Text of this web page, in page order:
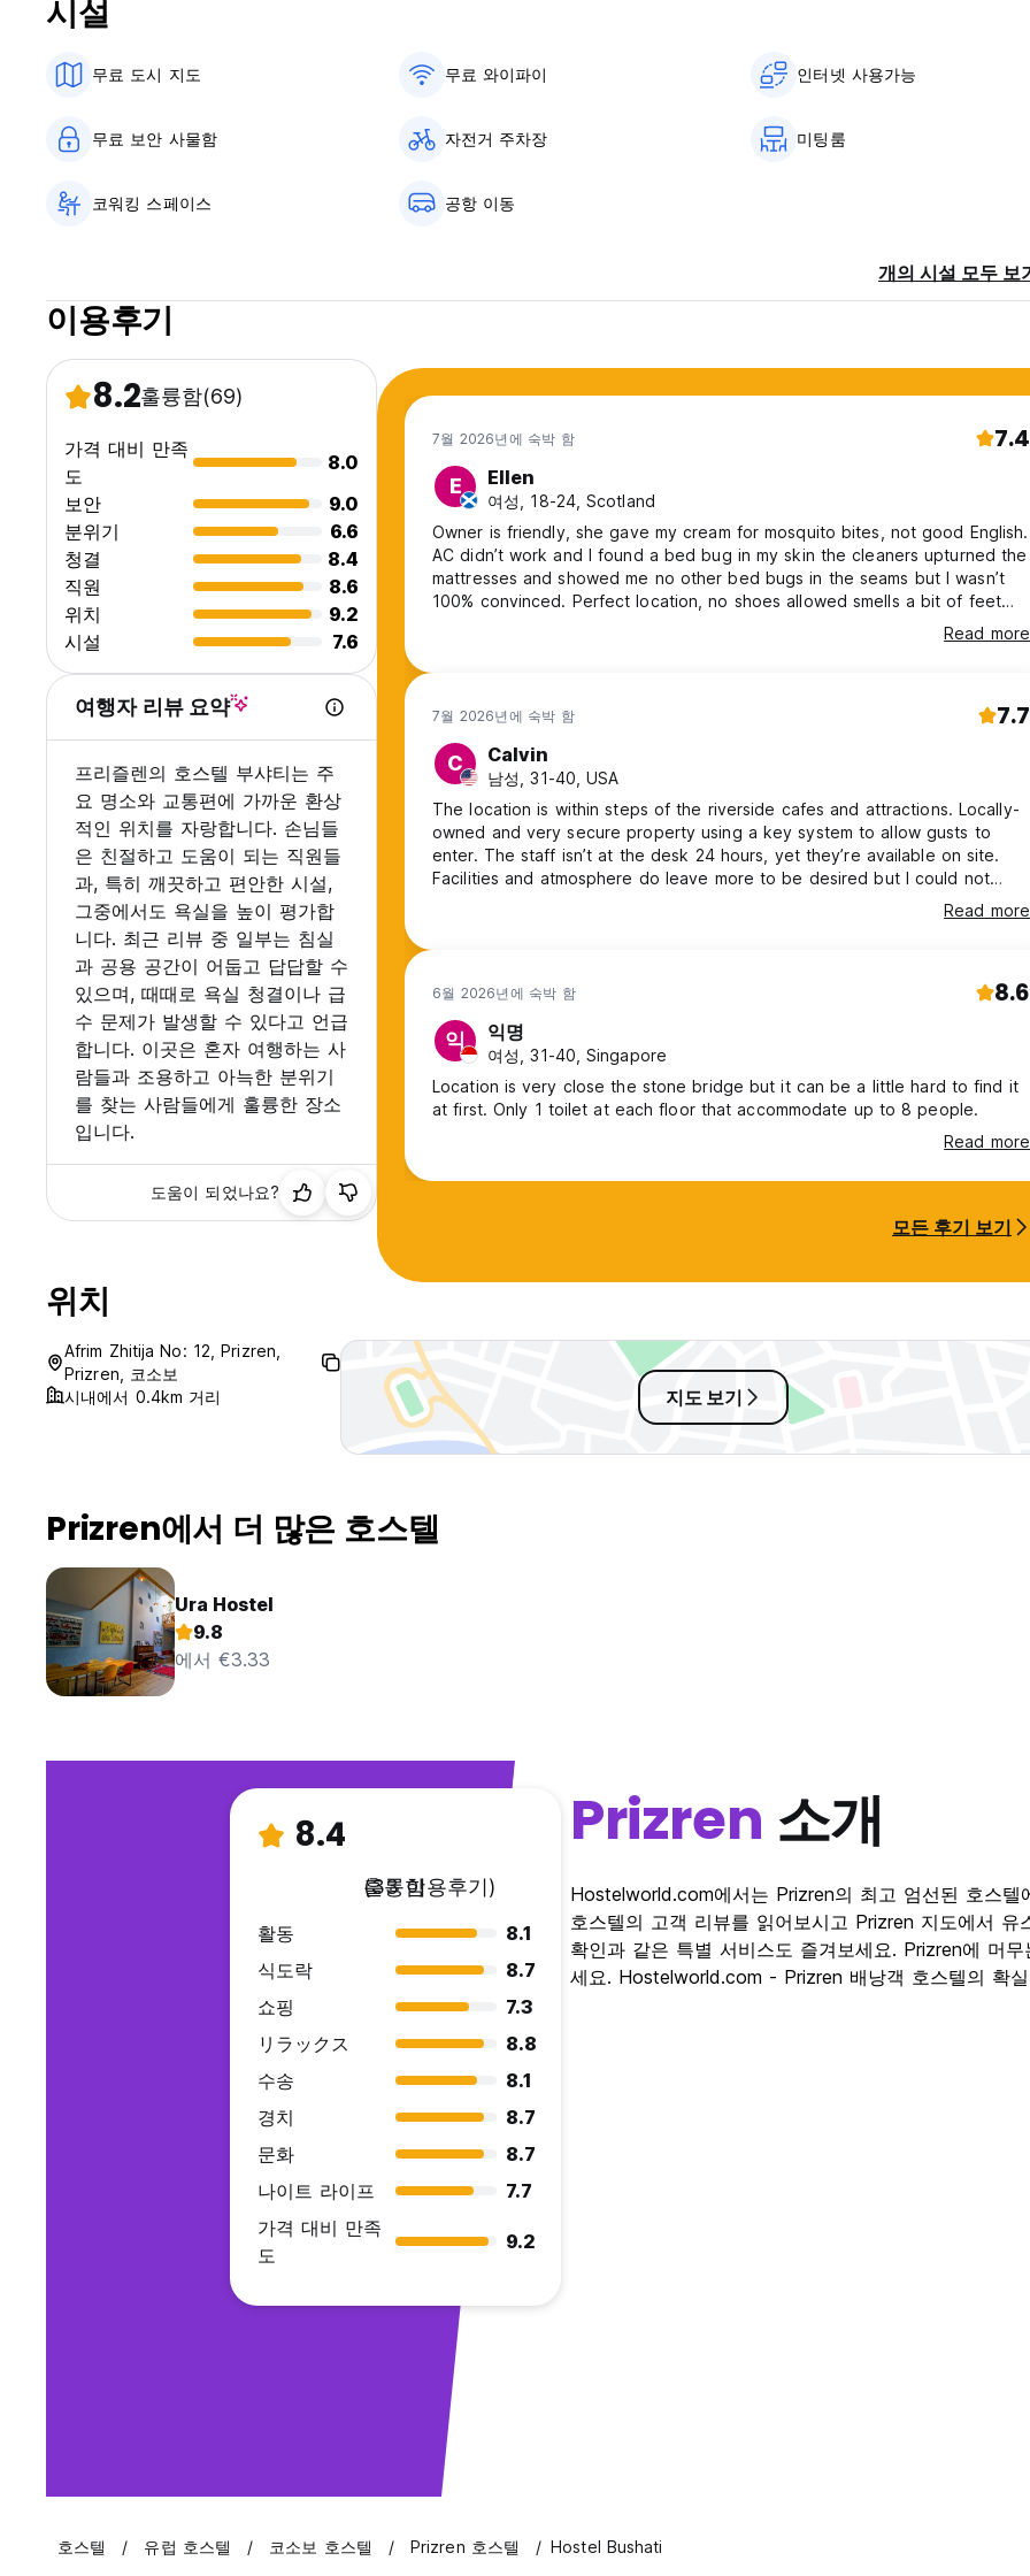
시설
무료 도시 지도 무료 와이파이 인터넷 사용가능
무료 보안 사물함 자전거 주차장 미팅룸
코워킹 스페이스 공항 이동
개의 시설 모두 보
이용후기
8.2훌륭함(69)
가격 대비 만족
도
8.0
보안
9.0
분위기
6.6
청결
8.4
직원
8.6
위치
9.2
시설
7.6
여행자 리뷰 요약
프리즐렌의 호스텔 부샤티는 주
요 명소와 교통편에 가까운 환상
적인 위치를 자랑합니다. 손님들
은 친절하고 도움이 되는 직원들
과, 특히 깨끗하고 편안한 시설,
그중에서도 욕실을 높이 평가합
니다. 최근 리뷰 중 일부는 침실
과 공용 공간이 어둡고 답답할 수
있으며, 때때로 욕실 청결이나 급
수 문제가 발생할 수 있다고 언급
합니다. 이곳은 혼자 여행하는 사
람들과 조용하고 아늑한 분위기
를 찾는 사람들에게 훌륭한 장소
입니다.
도움이 되었나요?
7월 2026년에 숙박 함 7.4
E Ellen
여성, 18-24, Scotland
Owner is friendly, she gave my cream for mosquito bites, not good English.
AC didn’t work and I found a bed bug in my skin the cleaners upturned the
mattresses and showed me no other bed bugs in the seams but I wasn’t
100% convinced. Perfect location, no shoes allowed smells a bit of feet
that made us feel a bit uncomfortable and a couple that lay in the same
Read more
7월 2026년에 숙박 함 7.7
C Calvin
남성, 31-40, USA
The location is within steps of the riverside cafes and attractions. Locally-
owned and very secure property using a key system to allow gusts to
enter. The staff isn’t at the desk 24 hours, yet they’re available on site.
Facilities and atmosphere do leave more to be desired but I could not
Read more
6월 2026년에 숙박 함 8.6
익 익명
여성, 31-40, Singapore
Location is very close the stone bridge but it can be a little hard to find it
at first. Only 1 toilet at each floor that accommodate up to 8 people.
Read more
모든 후기 보기
위치
Afrim Zhitija No: 12, Prizren,
Prizren, 코소보
시내에서 0.4km 거리
지도 보기
Prizren에서 더 많은 호스텔
Ura Hostel
9.8
에서 €3.33
8.4
훌륭함
(33 이용후기)
활동
8.1
식도락
8.7
쇼핑
7.3
リラックス
8.8
수송
8.1
경치
8.7
문화
8.7
나이트 라이프
7.7
가격 대비 만족
도
9.2
Prizren 소개
Hostelworld.com에서는 Prizren의 최고 엄선된 호스
호스텔의 고객 리뷰를 읽어보시고 Prizren 지도에서
확인과 같은 특별 서비스도 즐겨보세요. Prizren에 머
세요. Hostelworld.com - Prizren 배낭객 호스텔의 확
호스텔 유럽 호스텔 코소보 호스텔 Prizren 호스텔 Hostel Bushati